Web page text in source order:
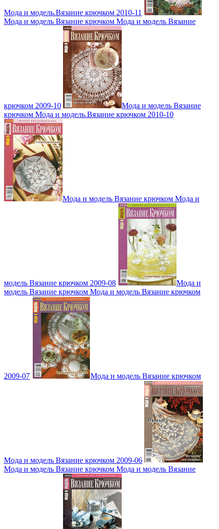
Мода и модель.Вязание крючком 2010-11
Мода и модель Вязание крючком Мода и модель Вязание
крючком 2009-10
Мода и модель Вязание
крючком Мода и модель.Вязание крючком 2010-10
Мода и модель Вязание крючком Мода и
модель Вязание крючком 2009-08
Мода и
модель Вязание крючком Мода и модель Вязание крючком
2009-07 Мода и модель Вязание крючком
Мода и модель Вязание крючком 2009-06
Мода и модель Вязание крючком Мода и модель Вязание